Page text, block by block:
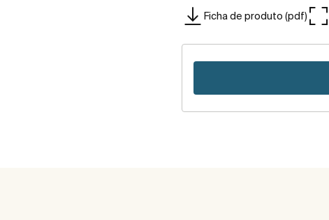
Ficha de produto (pdf)